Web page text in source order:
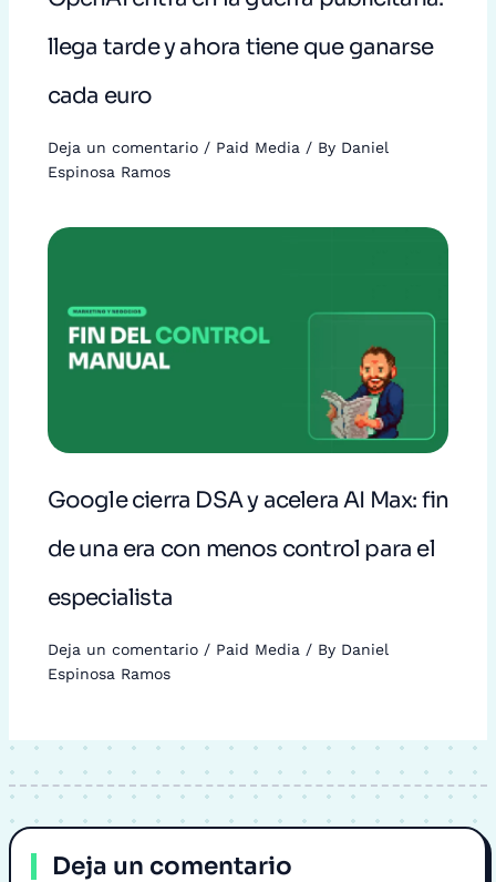
llega tarde y ahora tiene que ganarse
cada euro
Deja un comentario / Paid Media / By Daniel
Espinosa Ramos
Google cierra DSA y acelera AI Max: fin
de una era con menos control para el
especialista
Deja un comentario / Paid Media / By Daniel
Espinosa Ramos
Deja un comentario